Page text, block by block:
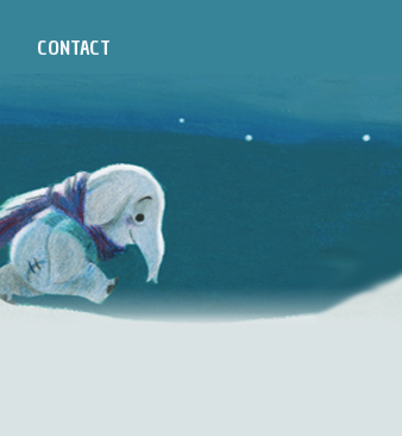
CONTACT